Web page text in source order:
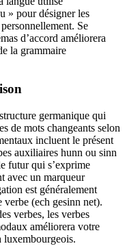
» pour désigner les
Se
d’accord améliorera
la grammaire
germanique qui
de mots changeants selon
incluent le présent
auxiliaires hunn ou sinn
futur qui s’exprime
avec un marqueur
est généralement
verbe (ech gesinn net).
verbes, les verbes
améliorera votre
luxembourgeois.